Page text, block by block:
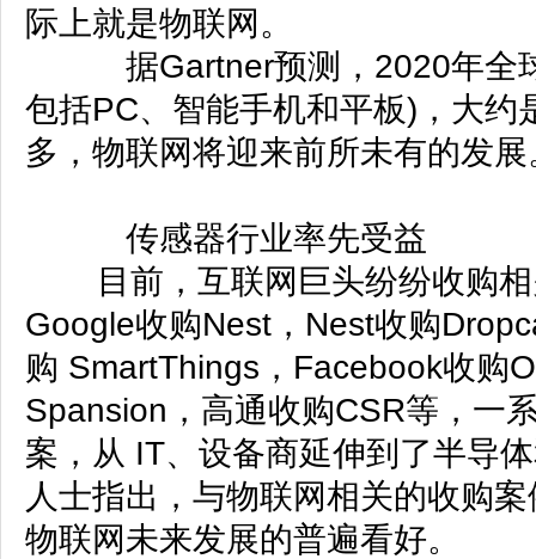
际上就是物联网。
据Gartner预测，2020年全
包括PC、智能手机和平板)，大
多，物联网将迎来前所未有的发展
传感器行业率先受益
目前，互联网巨头纷纷收购
Google收购Nest，Nest收购
购 SmartThings，Facebook收购
Spansion，高通收购CSR等，一
案，从 IT、设备商延伸到了半导
人士指出，与物联网相关的收购
物联网未来发展的普遍看好。